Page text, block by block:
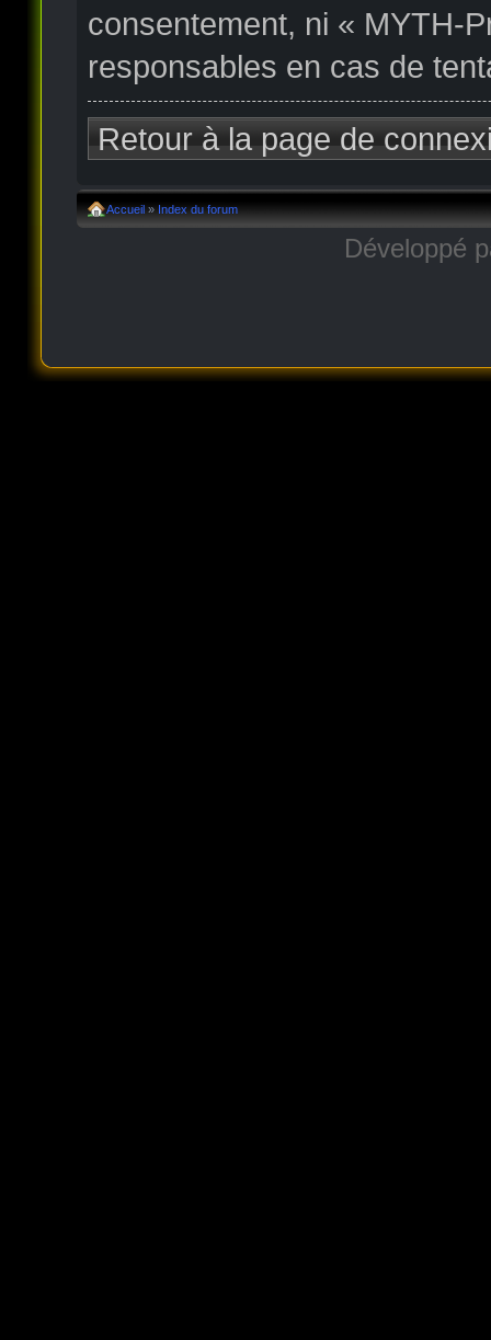
consentement, ni « MYTH-
responsables en cas de
Retour à la page de
Accueil » Index du forum
Développé